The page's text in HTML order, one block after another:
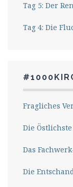
Tag 5: Der
Tag 4: Die
Fragliches
Die
Das
Die